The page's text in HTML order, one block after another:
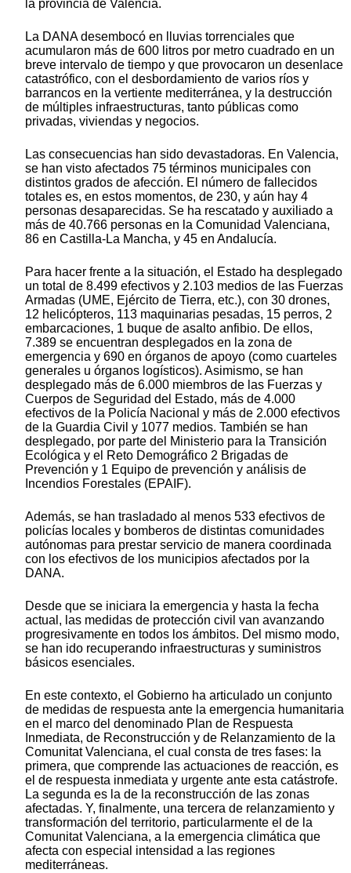
la provincia de Valencia.
La DANA desembocó en lluvias torrenciales que
acumularon más de 600 litros por metro cuadrado en un
breve intervalo de tiempo y que provocaron un desenlace
catastrófico, con el desbordamiento de varios ríos y
barrancos en la vertiente mediterránea, y la destrucción
de múltiples infraestructuras, tanto públicas como
privadas, viviendas y negocios.
Las consecuencias han sido devastadoras. En Valencia,
se han visto afectados 75 términos municipales con
distintos grados de afección. El número de fallecidos
totales es, en estos momentos, de 230, y aún hay 4
personas desaparecidas. Se ha rescatado y auxiliado a
más de 40.766 personas en la Comunidad Valenciana,
86 en Castilla-La Mancha, y 45 en Andalucía.
Para hacer frente a la situación, el Estado ha desplegado
un total de 8.499 efectivos y 2.103 medios de las Fuerzas
Armadas (UME, Ejército de Tierra, etc.), con 30 drones,
12 helicópteros, 113 maquinarias pesadas, 15 perros, 2
embarcaciones, 1 buque de asalto anfibio. De ellos,
7.389 se encuentran desplegados en la zona de
emergencia y 690 en órganos de apoyo (como cuarteles
generales u órganos logísticos). Asimismo, se han
desplegado más de 6.000 miembros de las Fuerzas y
Cuerpos de Seguridad del Estado, más de 4.000
efectivos de la Policía Nacional y más de 2.000 efectivos
de la Guardia Civil y 1077 medios. También se han
desplegado, por parte del Ministerio para la Transición
Ecológica y el Reto Demográfico 2 Brigadas de
Prevención y 1 Equipo de prevención y análisis de
Incendios Forestales (EPAIF).
Además, se han trasladado al menos 533 efectivos de
policías locales y bomberos de distintas comunidades
autónomas para prestar servicio de manera coordinada
con los efectivos de los municipios afectados por la
DANA.
Desde que se iniciara la emergencia y hasta la fecha
actual, las medidas de protección civil van avanzando
progresivamente en todos los ámbitos. Del mismo modo,
se han ido recuperando infraestructuras y suministros
básicos esenciales.
En este contexto, el Gobierno ha articulado un conjunto
de medidas de respuesta ante la emergencia humanitaria
en el marco del denominado Plan de Respuesta
Inmediata, de Reconstrucción y de Relanzamiento de la
Comunitat Valenciana, el cual consta de tres fases: la
primera, que comprende las actuaciones de reacción, es
el de respuesta inmediata y urgente ante esta catástrofe.
La segunda es la de la reconstrucción de las zonas
afectadas. Y, finalmente, una tercera de relanzamiento y
transformación del territorio, particularmente el de la
Comunitat Valenciana, a la emergencia climática que
afecta con especial intensidad a las regiones
mediterráneas.